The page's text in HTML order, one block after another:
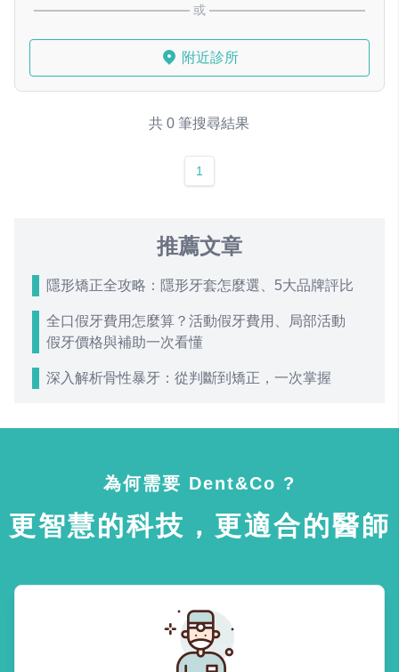
或
附近診所
共 0 筆搜尋結果
1
推薦文章
隱形矯正全攻略：隱形牙套怎麼選、5大品牌評比
全口假牙費用怎麼算？活動假牙費用、局部活動
假牙價格與補助一次看懂
深入解析骨性暴牙：從判斷到矯正，一次掌握
為何需要 Dent&Co ?
更智慧的科技，更適合的醫師